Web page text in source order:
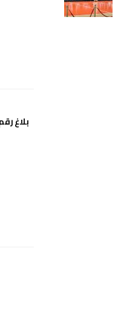
بلاغ رقم 26 – الإعلان عن عقد الجمع العام